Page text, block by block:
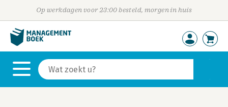
Op werkdagen voor 23:00 besteld, morgen in huis